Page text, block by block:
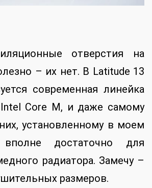
отверстия на
– их нет. В Latitude 13
современная линейка
Core M, и даже самому
установленному в моем
вполне достаточно для
радиатора. Замечу –
размеров.